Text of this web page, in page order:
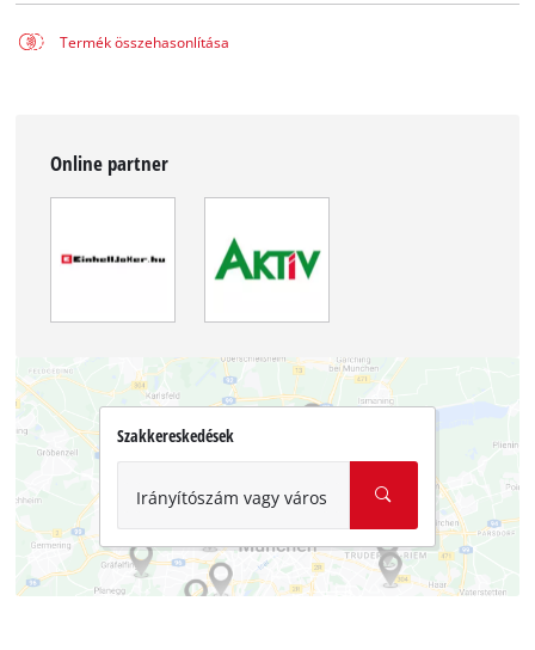
Termék összehasonlítása
Online partner
Szakkereskedések
Irányítószám vagy város